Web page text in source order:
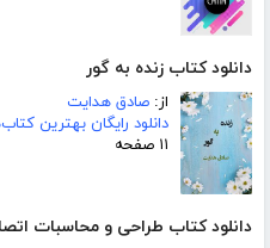
دانلود کتاب زنده به گور
از: صادق هدایت
دانلود رایگان بهترین
۱۱ صفحه
دانلود کتاب طراحی و محاسبات